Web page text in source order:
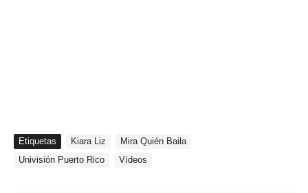
Etiquetas Kiara Liz
Mira Quién Baila
Univisión Puerto Rico
Vídeos